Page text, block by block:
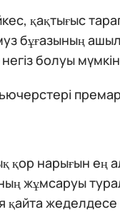
қақтығыс
бұғазының
болуы
қор нарығын
жұмсаруы
қайта